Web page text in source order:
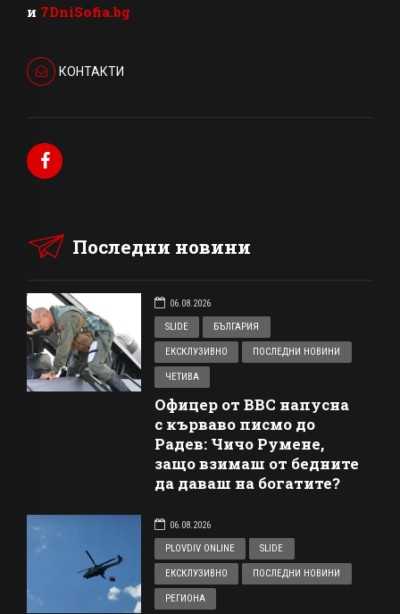
и 7DniSofia.bg
КОНТАКТИ
Последни новини
06.08.2026
SLIDE
БЪЛГАРИЯ
ЕКСКЛУЗИВНО ПОСЛЕДНИ НОВИНИ
ЧЕТИВА
Офицер от ВВС напусна
с кърваво писмо до
Радев: Чичо Румене,
защо взимаш от бедните
да даваш на богатите?
06.08.2026
PLOVDIV ONLINE
SLIDE
ЕКСКЛУЗИВНО ПОСЛЕДНИ НОВИНИ
РЕГИОНА